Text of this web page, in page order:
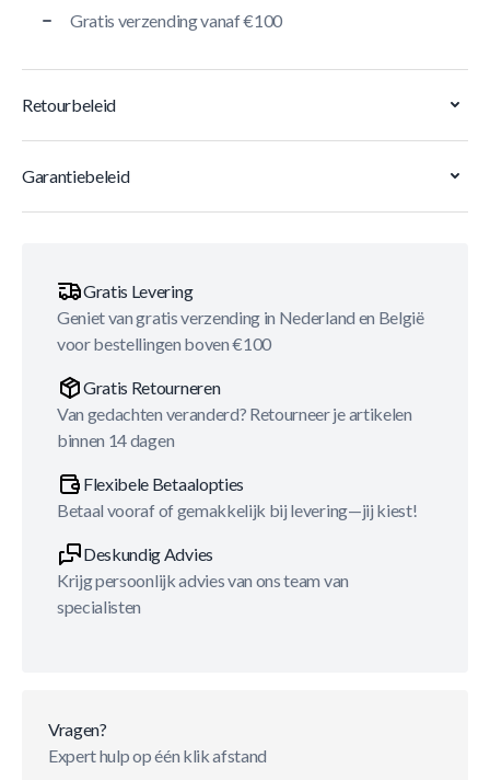
Gratis verzending vanaf €100
Retourbeleid
Garantiebeleid
Gratis Levering
Geniet van gratis verzending in Nederland en België
voor bestellingen boven €100
Gratis Retourneren
Van gedachten veranderd? Retourneer je artikelen
binnen 14 dagen
Flexibele Betaalopties
Betaal vooraf of gemakkelijk bij levering—jij kiest!
Deskundig Advies
Krijg persoonlijk advies van ons team van
specialisten
Vragen?
Expert hulp op één klik afstand